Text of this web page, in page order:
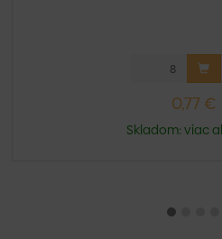
0,77 €
Skladom: viac